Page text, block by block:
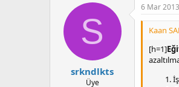
S
srkndlkts
Üye
6 Mar 2013
Kaan
[h=1]